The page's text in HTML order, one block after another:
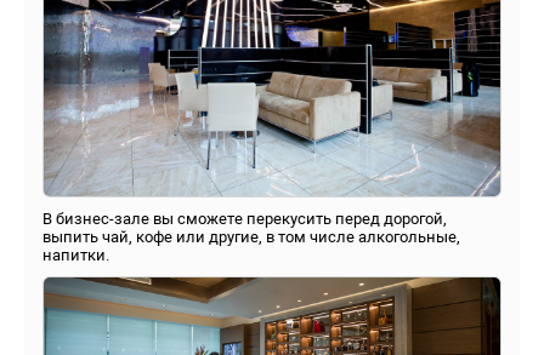
В бизнес-зале вы сможете перекусить перед дорогой,
выпить чай, кофе или другие, в том числе алкогольные,
напитки.